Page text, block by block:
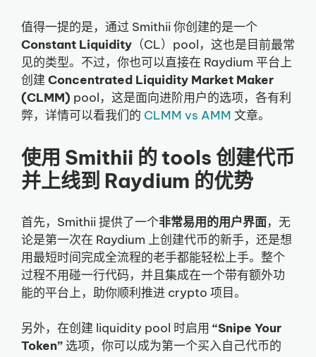
值得一提的是，通过 Smithii 你创建的是一个
Constant Liquidity （CL）pool，这也是目前最常
见的类型。不过，你也可以直接在 Raydium 平台上
创建 Concentrated Liquidity Market Maker
(CLMM) pool，这是面向进阶用户的选项，各有利
弊，详情可以看我们的 CLMM vs AMM 文章。
使用 Smithii 的 tools 创建代币
并上线到 Raydium 的优势
首先，Smithii 提供了一个非常易用的用户界面，无
论是第一次在 Raydium 上创建代币的新手，还是想
用最短时间完成全流程的老手都能轻松上手。整个
过程不用碰一行代码，并且集成在一个带有额外功
能的平台上，助你顺利推进 crypto 项目。
另外，在创建 liquidity pool 时启用 “Snipe Your
Token” 选项，你可以成为第一个买入自己代币的